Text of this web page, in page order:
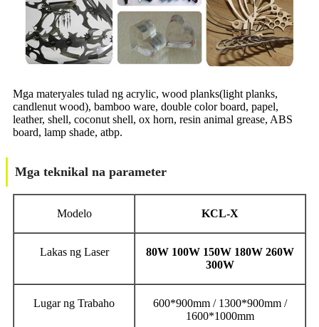
Mga materyales tulad ng acrylic, wood planks(light planks,
candlenut wood), bamboo ware, double color board, papel,
leather, shell, coconut shell, ox horn, resin animal grease, ABS
board, lamp shade, atbp.
Mga teknikal na parameter
Modelo KCL-X
Lakas ng Laser
80W 100W 150W 180W 260W
300W
Lugar ng Trabaho
600*900mm / 1300*900mm /
1600*1000mm